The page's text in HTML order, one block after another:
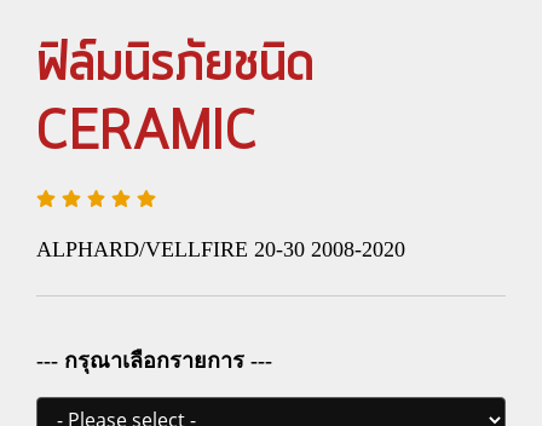
ฟิล์มนิรภัยชนิด
CERAMIC
ALPHARD/VELLFIRE 20-30 2008-2020
--- กรุณาเลือกรายการ ---